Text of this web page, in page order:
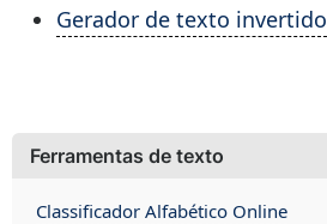
Gerador de texto invertido
Ferramentas de texto
Classificador Alfabético Online